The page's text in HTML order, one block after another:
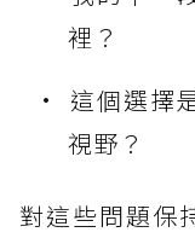
裡？
這個選擇
視野？
對這些問題保